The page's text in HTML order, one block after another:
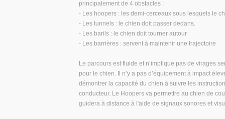
principalement de 4 obstacles :
- Les hoopers : les demi-cerceaux sous lesquels le
- Les tunnels : le chien doit passer dedans.
- Les barils : le chien doit tourner autour
- Les barrières : servent à maintenir une trajectoire
Le parcours est fluide et n’implique pas de virages
pour le chien. Il n’y a pas d’équipement à impact
démontrer la capacité du chien à suivre les
conducteur. Le Hoopers va permettre au chien de
guidera à distance à l'aide de signaux sonores et